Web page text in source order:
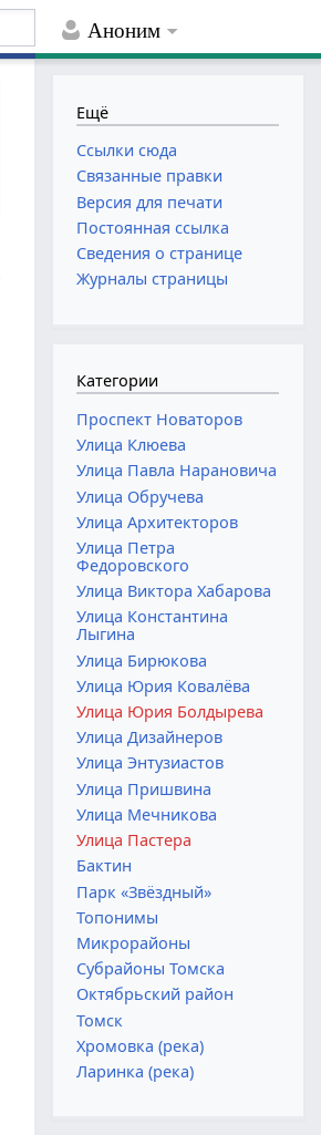
Аноним
Ещё
Ссылки сюда
Связанные правки
Версия для печати
Постоянная ссылка
Сведения о странице
Журналы страницы
Категории
Проспект Новаторов
Улица Клюева
Улица Павла Нарановича
Улица Обручева
Улица Архитекторов
Улица Петра
Федоровского
Улица Виктора Хабарова
Улица Константина
Лыгина
Улица Бирюкова
Улица Юрия Ковалёва
Улица Юрия Болдырева
Улица Дизайнеров
Улица Энтузиастов
Улица Пришвина
Улица Мечникова
Улица Пастера
Бактин
Парк «Звёздный»
Топонимы
Микрорайоны
Субрайоны Томска
Октябрьский район
Томск
Хромовка (река)
Ларинка (река)